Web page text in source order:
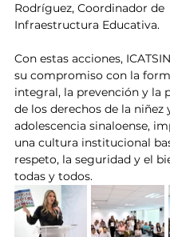
Rodríguez, Coordinador de
Infraestructura Educativa.
Con estas acciones,
su compromiso con la
integral, la prevención y la
de los derechos de la niñez
adolescencia sinaloense,
una cultura institucional
respeto, la seguridad y el
todas y todos.